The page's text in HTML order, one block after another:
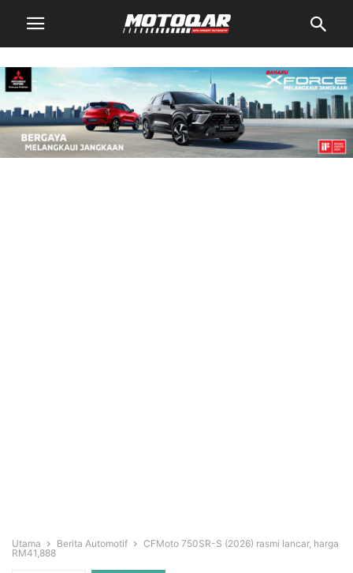
Utama Berita Automotif
CFMoto 750SR-S (2026) rasmi lancar, harga
RM41,888